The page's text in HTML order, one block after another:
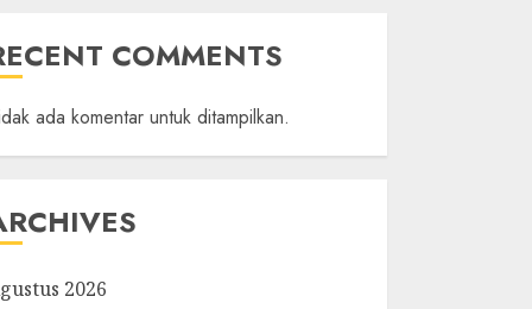
COMMENTS
ada komentar untuk ditampilkan.
2026